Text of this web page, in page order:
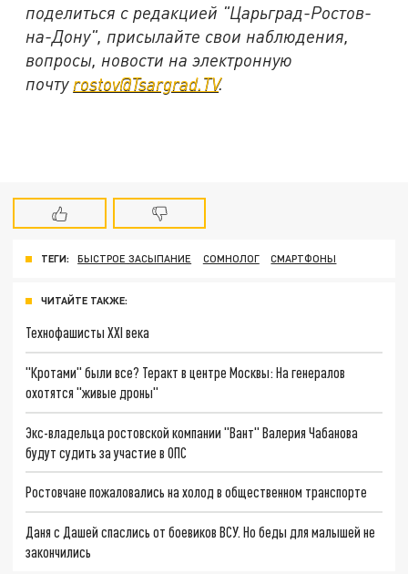
поделиться с редакцией "Царьград-Ростов-
на-Дону", присылайте свои наблюдения,
вопросы, новости на электронную
почту rostov@Tsargrad.ТV.
ТЕГИ: БЫСТРОЕ ЗАСЫПАНИЕ СОМНОЛОГ СМАРТФОНЫ
ЧИТАЙТЕ ТАКЖЕ:
Технофашисты XXI века
"Кротами" были все? Теракт в центре Москвы: На генералов
охотятся "живые дроны"
Экс-владельца ростовской компании "Вант" Валерия Чабанова
будут судить за участие в ОПС
Ростовчане пожаловались на холод в общественном транспорте
Даня с Дашей спаслись от боевиков ВСУ. Но беды для малышей не
закончились